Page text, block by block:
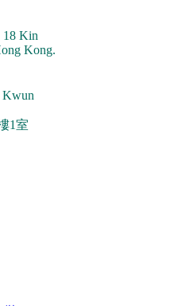
18 Kin
Kong.
Kwun
1室